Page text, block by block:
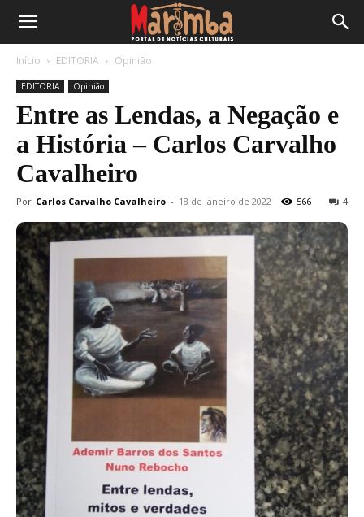
Início EDITORIA Opinião
EDITORIA Opinião
Entre as Lendas, a Negação e
a História – Carlos Carvalho
Cavalheiro
Por Carlos Carvalho Cavalheiro - 18 de Janeiro de 2022 4
566